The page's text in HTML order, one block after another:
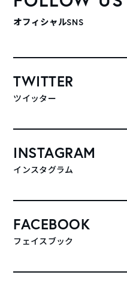
オフィシャルSNS
TWITTER
ツイッター
INSTAGRAM
インスタグラム
FACEBOOK
フェイスブック